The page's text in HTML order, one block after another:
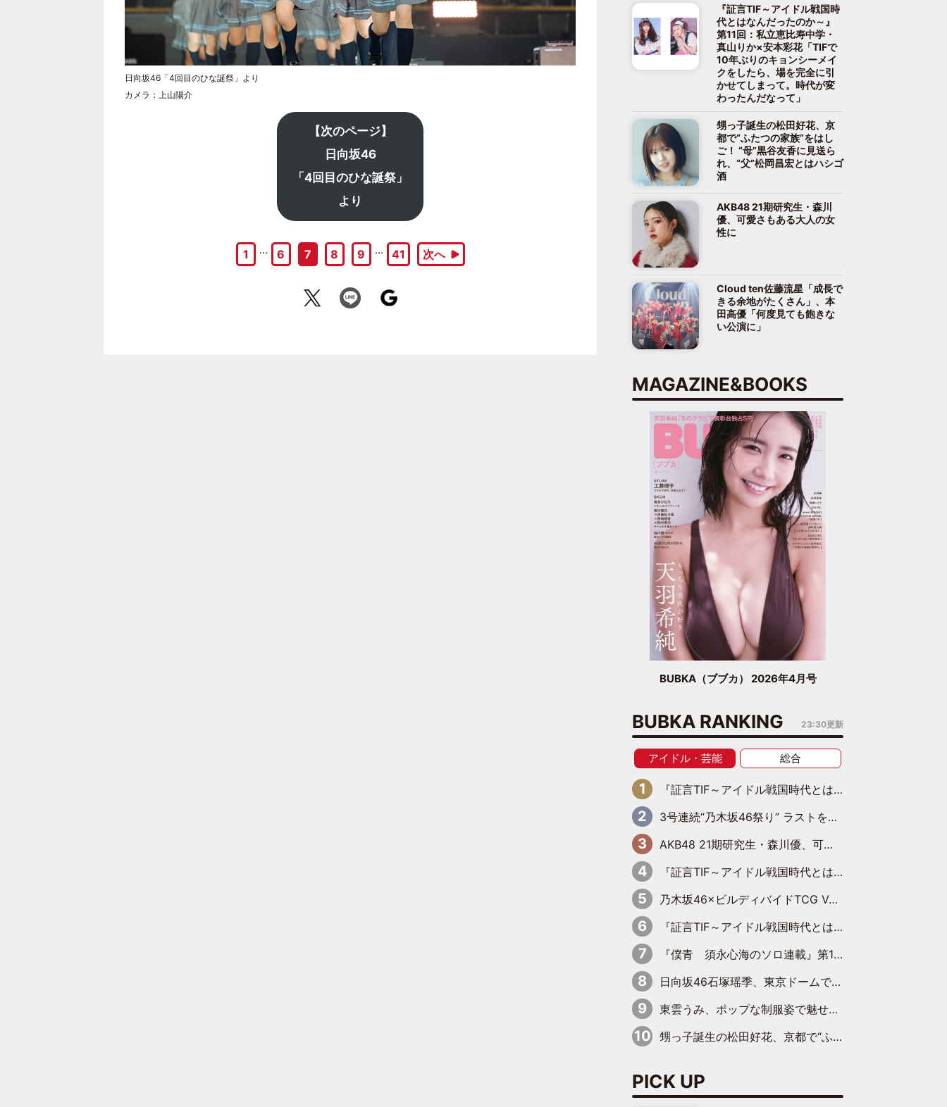
日向坂46「4回目のひな誕祭」より
カメラ：上山陽介
【次のページ】
日向坂46
「4回目のひな誕祭」
より
1 … 6 7 8 9 … 41 次へ
『証言TIF～アイドル戦国時
代とはなんだったのか～』
第11回：私立恵比寿中学・
真山りか×安本彩花「TIFで
10年ぶりのキョンシーメイ
クをしたら、場を完全に引
かせてしまって。時代が変
わったんだなって」
甥っ子誕生の松田好花、京
都で“ふたつの家族”をはし
ご！ “母”黒谷友香に見送ら
れ、“父”松岡昌宏とはハシゴ
酒
AKB48 21期研究生・森川
優、可愛さもある大人の女
性に
Cloud ten佐藤流星「成長で
きる余地がたくさん」、本
田高優「何度見ても飽きな
い公演に」
MAGAZINE&BOOKS
BUBKA（ブブカ） 2026年4月号
BUBKA RANKING 23:30更新
アイドル・芸能 総合
『証言TIF～アイドル戦国時代とはなんだったのか～』第6回：でんぱ組.inc・古川未鈴×相沢梨紗「『ハロプロやりたかったな』って言ったら、夢眠ねむさんに『てめえはでんぱ組．incなんだよ！』って肩パンされて(笑)」
3号連続“乃木坂46祭り” ラストを飾るのは賀喜遥香…5年ぶりの登場に「5年分大人になった私を見ていただけたら」
AKB48 21期研究生・森川優、可愛さもある大人の女性に
『証言TIF～アイドル戦国時代とはなんだったのか～』第10回：さくら学院・武藤彩未×飯田らうら「正直、中3で辞めるというのを信じてなくて。そう言われてはいたけど、嘘でしょって」
乃木坂46×ビルディバイドTCG Vol.2公開 賀喜遥香＆田村真佑が『京まふ』ステージに登壇
『証言TIF～アイドル戦国時代とはなんだったのか～』第11回：私立恵比寿中学・真山りか×安本彩花「TIFで10年ぶりのキョンシーメイクをしたら、場を完全に引かせてしまって。時代が変わったんだなって」
『僕青 須永心海のソロ連載』第18回：「バーゲンセールハンターみうな inしまむら」編
日向坂46石塚瑶季、東京ドームで“観戦バレ”！ ナイツ・塙も認めた「巨人に詳しすぎるアイドル」は元VENUSスクール生で杉内コーチ推し⁉
東雲うみ、ポップな制服姿で魅せる“東雲グリーン”の正体
甥っ子誕生の松田好花、京都で“ふたつの家族”をはしご！ “母”黒谷友香に見送られ、“父”松岡昌宏とはハシゴ酒
PICK UP